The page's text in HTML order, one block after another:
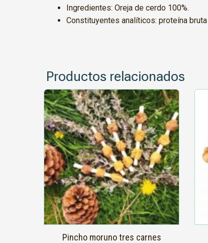
Ingredientes: Oreja de cerdo 100%.
Constituyentes analíticos: proteína bruta
Productos relacionados
Pincho moruno tres carnes